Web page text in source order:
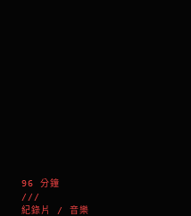
96 分鐘
///
紀錄片 / 音樂